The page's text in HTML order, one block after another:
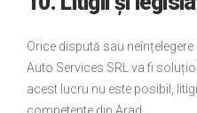
Orice dispută sau
Auto Services SRL va fi
acest lucru nu este posibil,